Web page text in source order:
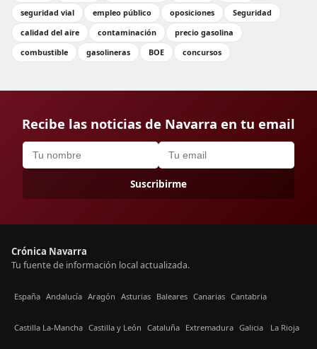
seguridad vial
empleo público oposiciones
Seguridad
calidad del aire
contaminación
precio gasolina
combustible
gasolineras BOE concursos
Recibe las noticias de Navarra en tu email
Suscribirme
Crónica Navarra
Tu fuente de información local actualizada.
España Andalucía Aragón Asturias Baleares Canarias Cantabria
Castilla La-Mancha Castilla y León Cataluña Extremadura Galicia La Rioja